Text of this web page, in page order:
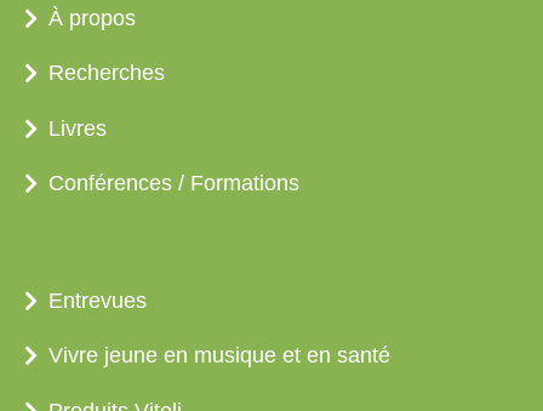
À propos
Recherches
Livres
Conférences / Formations
Entrevues
Vivre jeune en musique et en santé